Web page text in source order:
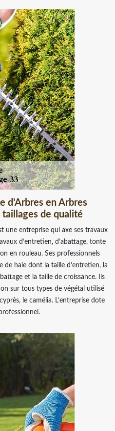
d'Arbres en Arbres
taillages de qualité
une entreprise qui axe ses travaux
d’entretien, d’abattage, tonte
en rouleau. Ses professionnels
de haie dont la taille d’entretien, la
et la taille de croissance. Ils
sur tous types de végétal utilisé
le camélia. L’entreprise dote